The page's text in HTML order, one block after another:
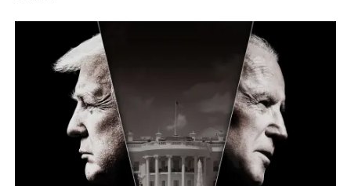
se va trece deja în ziua de 28...